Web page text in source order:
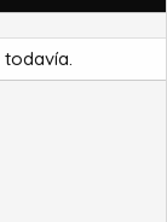
todavía.